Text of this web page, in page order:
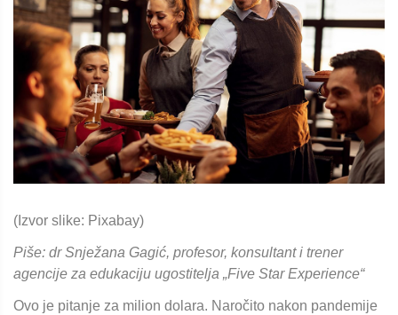
(Izvor slike: Pixabay)
Piše: dr Snježana Gagić, profesor, konsultant i trener
agencije za edukaciju ugostitelja „Five Star Experience“
Ovo je pitanje za milion dolara. Naročito nakon pandemije